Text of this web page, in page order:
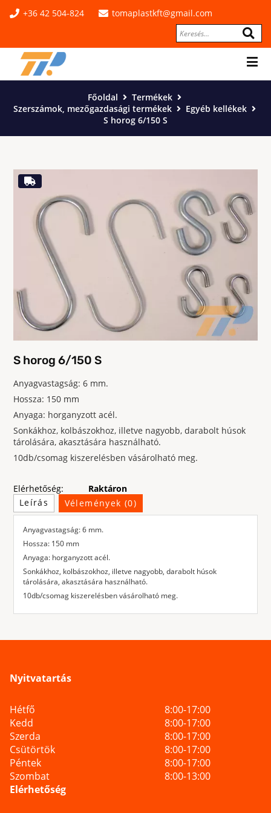
+36 42 504-824 tomaplastkft@gmail.com
Főoldal
Termékek
Szerszámok, mezőgazdasági termékek
Egyéb kellékek
S horog 6/150 S
S horog 6/150 S
Anyagvastagság: 6 mm.
Hossza: 150 mm
Anyaga: horganyzott acél.
Sonkákhoz, kolbászokhoz, illetve nagyobb, darabolt húsok
tárolására, akasztására használható.
10db/csomag kiszerelésben vásárolható meg.
Elérhetőség:
Raktáron
Leírás
Vélemények (0)
Anyagvastagság: 6 mm.
Hossza: 150 mm
Anyaga: horganyzott acél.
Sonkákhoz, kolbászokhoz, illetve nagyobb, darabolt húsok
tárolására, akasztására használható.
10db/csomag kiszerelésben vásárolható meg.
Nyitvatartás
Hétfő
8:00-17:00
Kedd
8:00-17:00
Szerda
8:00-17:00
Csütörtök
8:00-17:00
Péntek
8:00-17:00
Szombat
8:00-13:00
Elérhetőség